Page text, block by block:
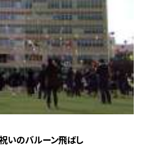
祝いのバルーン飛ばし